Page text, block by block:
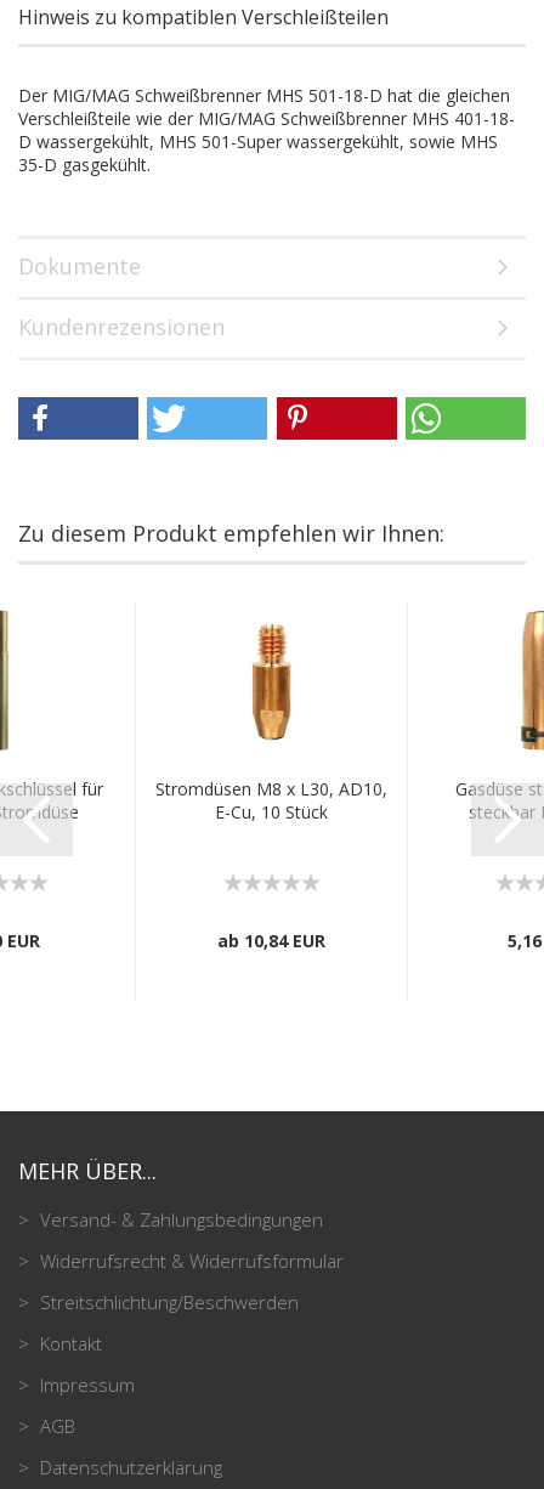
Hinweis zu kompatiblen Verschleißteilen
Der MIG/MAG Schweißbrenner MHS 501-18-D hat die gleichen
Verschleißteile wie der MIG/MAG Schweißbrenner MHS 401-18-
D wassergekühlt, MHS 501-Super wassergekühlt, sowie MHS
35-D gasgekühlt.
Dokumente
Kundenrezensionen
Zu diesem Produkt empfehlen wir Ihnen:
für
EUR
Stromdüsen M8 x L30, AD10,
E-Cu, 10 Stück
ab 10,84 EUR
Gasdüse
steckbar
5,16
MEHR ÜBER...
Versand- & Zahlungsbedingungen
Widerrufsrecht & Widerrufsformular
Streitschlichtung/Beschwerden
Kontakt
Impressum
AGB
Datenschutzerklärung